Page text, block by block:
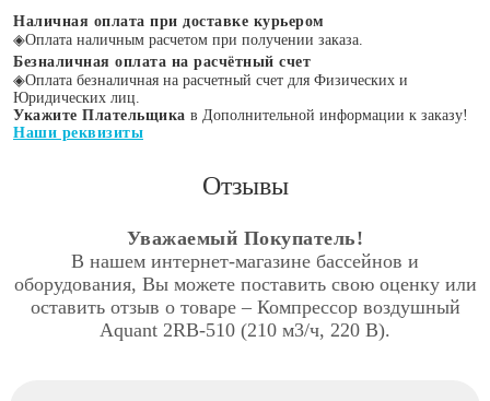
Наличная оплата при доставке курьером
◈Оплата наличным расчетом при получении заказа.
Безналичная оплата на расчётный счет
◈Оплата безналичная на расчетный счет для Физических и
Юридических лиц.
Укажите Плательщика в Дополнительной информации к заказу!
Наши реквизиты
Отзывы
Уважаемый Покупатель!
В нашем интернет-магазине бассейнов и
оборудования, Вы можете поставить свою оценку или
оставить отзыв о товаре – Компрессор воздушный
Aquant 2RB-510 (210 м3/ч, 220 В).